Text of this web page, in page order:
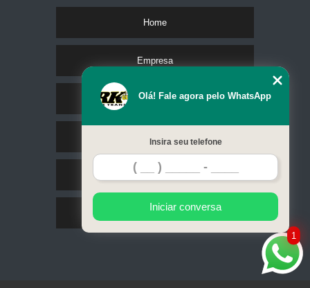
Home
Empresa
Missão
Serviços
Contato
Mapa do site
1
Olá! Fale agora pelo WhatsApp
Insira seu telefone
Iniciar conversa